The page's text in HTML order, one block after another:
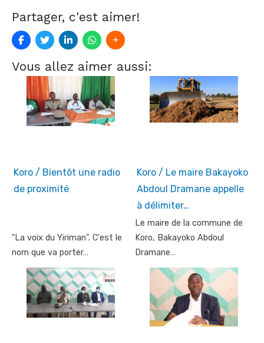
Partager, c'est aimer!
Vous allez aimer aussi:
Koro / Bientôt une radio
de proximité
"La voix du Yiriman". C'est le
nom que va porter…
Koro / Le maire Bakayoko
Abdoul Dramane appelle
à délimiter…
Le maire de la commune de
Koro, Bakayoko Abdoul
Dramane…